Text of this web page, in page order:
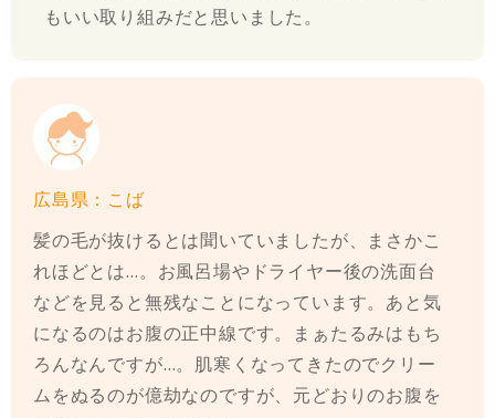
もいい取り組みだと思いました。
広島県：こば
髪の毛が抜けるとは聞いていましたが、まさかこ
れほどとは…。お風呂場やドライヤー後の洗面台
などを見ると無残なことになっています。あと気
になるのはお腹の正中線です。まぁたるみはもち
ろんなんですが…。肌寒くなってきたのでクリー
ムをぬるのが億劫なのですが、元どおりのお腹を